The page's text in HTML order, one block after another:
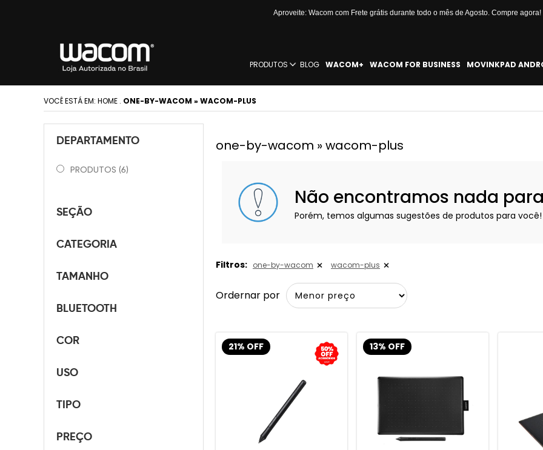
Aproveite: Wacom com Frete grátis durante todo o mês de Agosto. Compre agora!
PRODUTOS BLOG WACOM+ WACOM FOR BUSINESS MOVINKPAD
VOCÊ ESTÁ EM: HOME . ONE-BY-WACOM » WACOM-PLUS
DEPARTAMENTO
PRODUTOS (6)
SEÇÃO
CATEGORIA
TAMANHO
BLUETOOTH
COR
USO
TIPO
PREÇO
one-by-wacom » wacom-plus
Não encontramos nada
Porém, temos algumas sugestões de produtos para você!
Filtros: one-by-wacom wacom-plus
Ordernar por
21% OFF 13% OFF